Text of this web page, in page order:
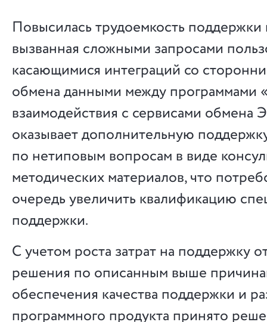
Повысилась трудоемкость поддержки
вызванная сложными запросами
касающимися интеграций со
обмена данными между программами
взаимодействия с сервисами обмена
оказывает дополнительную
по нетиповым вопросам в виде
методических материалов, что
очередь увеличить квалификацию
поддержки.
С учетом роста затрат на поддержку
решения по описанным выше
обеспечения качества поддержки и
программного продукта принято